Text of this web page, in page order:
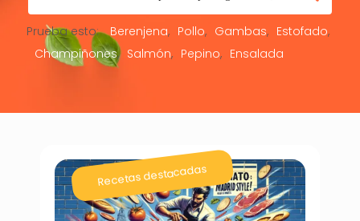
Prueba esto: Berenjena Pollo Gambas
Estofado
Champiñones
Salmón Pepino Ensalada
Recetas destacadas